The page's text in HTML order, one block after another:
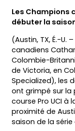
Les Champions
débuter la
(Austin, TX, É.-U.
canadiens
Colombie-
de Victoria, en
Specialized), les
ont grimpé sur la
course Pro UCI à
proximité de
saison de la série